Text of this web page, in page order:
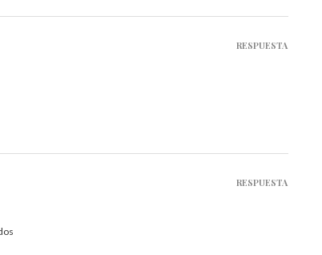
RESPUESTA
RESPUESTA